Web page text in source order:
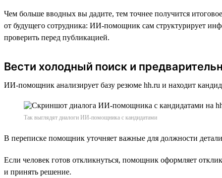
Чем больше вводных вы дадите, тем точнее получится
от будущего сотрудника: ИИ-помощник сам структурирует
проверить перед публикацией.
Вести холодный поиск и
ИИ-помощник анализирует базу резюме hh.ru и находит
Так выглядят диалоги ИИ-помощника с кандидатами
В переписке помощник уточняет важные для должности
Если человек готов откликнуться, помощник оформляет
и принять решение.